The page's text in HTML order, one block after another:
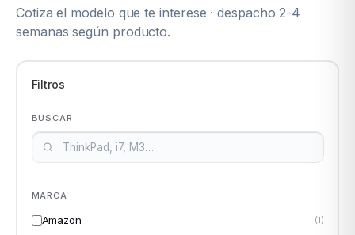
Apple
Cotiza el modelo que te interese · despacho 2-4
semanas según producto.
Filtros
BUSCAR
MARCA
Amazon (1)